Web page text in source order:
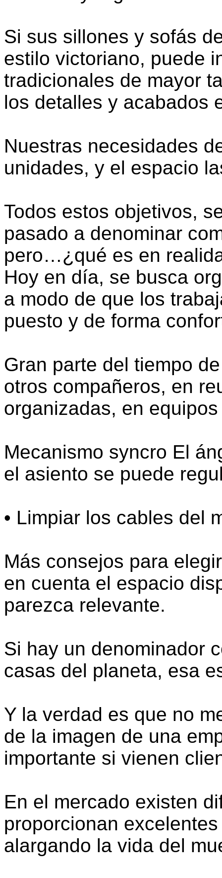
Si sus sillones y sofás
estilo victoriano, puede
tradicionales de mayor
los detalles y acabados
Nuestras necesidades
unidades, y el espacio
Todos estos objetivos,
pasado a denominar
pero…¿qué es en
Hoy en día, se busca
a modo de que los
puesto y de forma
Gran parte del tiempo
otros compañeros, en
organizadas, en
Mecanismo syncro El
el asiento se puede
• Limpiar los cables del
Más consejos para
en cuenta el espacio
parezca relevante.
Si hay un denominador
casas del planeta, esa
Y la verdad es que no
de la imagen de una
importante si vienen
En el mercado existen
proporcionan
alargando la vida del